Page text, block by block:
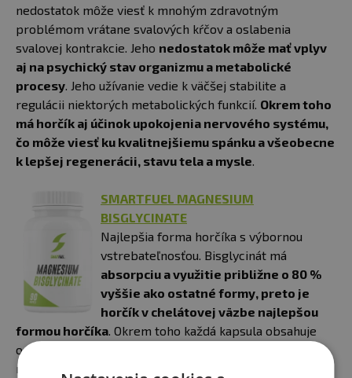
nedostatok môže viesť k mnohým zdravotným
problémom vrátane svalových kŕčov a oslabenia
svalovej kontrakcie. Jeho nedostatok môže mať vplyv
aj na psychický stav organizmu a metabolické
procesy . Jeho užívanie vedie k väčšej stabilite a
regulácii niektorých metabolických funkcií. Okrem toho
má horčík aj účinok upokojenia nervového systému,
čo môže viesť ku kvalitnejšiemu spánku a všeobecne
k lepšej regenerácii, stavu tela a mysle
SMARTFUEL MAGNESIUM
BISGLYCINATE
Najlepšia forma horčíka s výbornou
vstrebateľnosťou. Bisglycinát má
absorpciu a využitie približne o 80 %
vyššie ako ostatné formy, preto je
horčík v chelátovej väzbe najlepšou
formou horčíka . Okrem toho každá kapsula obsahuje
odporúčanú dennú dávku vitamínu B6, ktorý je
nevyhnutný pre optimálne využitie horčíka.